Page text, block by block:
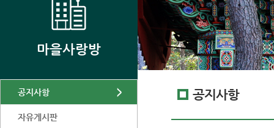
마을사랑방
공지사항
자유게시판
공지사항